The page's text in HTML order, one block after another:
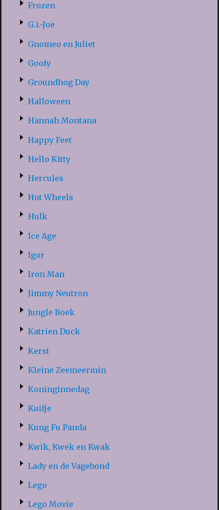
Frozen
G.i.-Joe
Gnomeo en Juliet
Goofy
Groundhog Day
Halloween
Hannah Montana
Happy Feet
Hello Kitty
Hercules
Hot Wheels
Hulk
Ice Age
Igor
Iron Man
Jimmy Neutron
Jungle Boek
Katrien Duck
Kerst
Kleine Zeemeermin
Koninginnedag
Kuifje
Kung Fu Panda
Kwik, Kwek en Kwak
Lady en de Vagebond
Lego
Lego Movie